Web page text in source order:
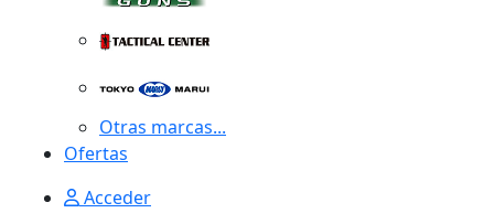
Otras marcas...
Ofertas
Acceder